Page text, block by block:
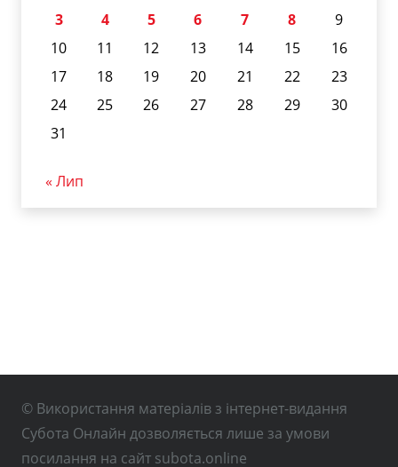
3
4 5 6 7 8
9
10
11 12 13 14 15
16
17
18 19 20 21 22
23
24
25 26 27 28 29
30
31
« Лип
© Використання матеріалів з інтернет-видання
Субота Онлайн дозволяється лише за умови
посилання на сайт subota.online